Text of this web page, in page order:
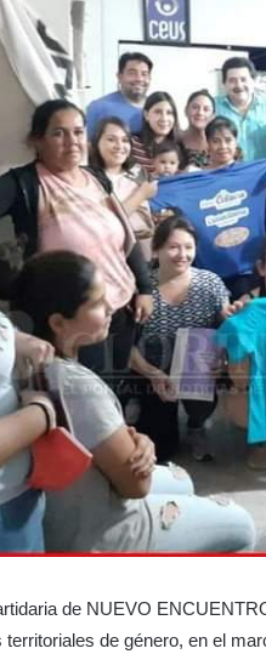
de NUEVO
territoriales de género, en el